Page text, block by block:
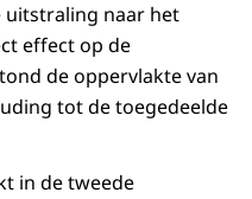
uitstraling naar het
effect op de
de oppervlakte van
tot de toegedeelde
in de tweede